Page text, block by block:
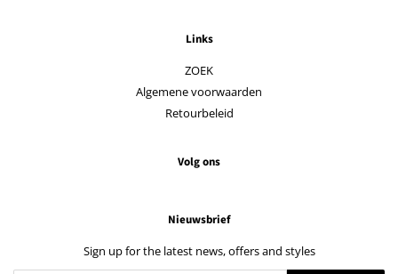
Links
ZOEK
Algemene voorwaarden
Retourbeleid
Volg ons
Nieuwsbrief
Sign up for the latest news, offers and styles